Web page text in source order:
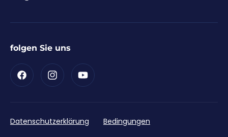
folgen Sie uns
FacebookInstagramYouTube
Datenschutzerklärung Bedingungen